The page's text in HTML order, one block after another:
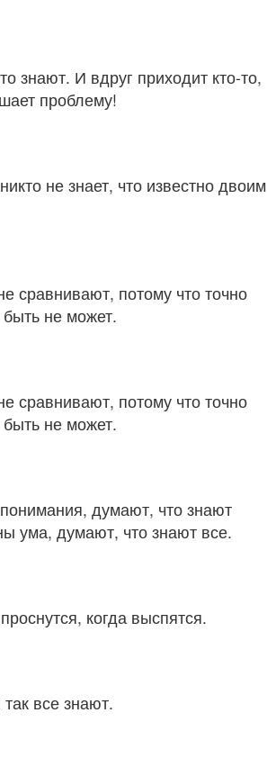
знают. И вдруг приходит кто-то,
проблему!
не знает, что известно двоим
сравнивают, потому что точно
не может.
сравнивают, потому что точно
не может.
думают, что знают
ума, думают, что знают все.
когда выспятся.
все знают.